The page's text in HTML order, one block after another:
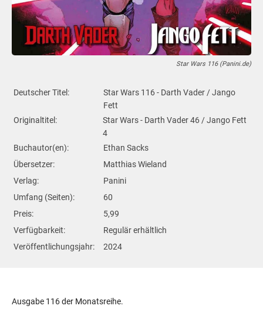
Star Wars 116 (Panini.de)
Deutscher Titel:
Star Wars 116 - Darth Vader / Jango
Fett
Originaltitel:
Star Wars - Darth Vader 46 / Jango Fett
4
Buchautor(en):
Ethan Sacks
Übersetzer:
Matthias Wieland
Verlag:
Panini
Umfang (Seiten):
60
Preis:
5,99
Verfügbarkeit:
Regulär erhältlich
Veröffentlichungsjahr:
2024
Ausgabe 116 der Monatsreihe.